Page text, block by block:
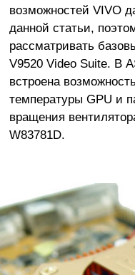
возможностей VIVO
данной статьи,
рассматривать
V9520 Video Suite. В
встроена
температуры GPU и
вращения
W83781D.